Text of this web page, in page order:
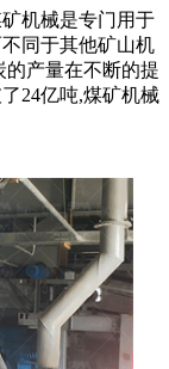
机械是专门用于
同于其他矿山机
的产量在不断的提
24亿吨,煤矿机械